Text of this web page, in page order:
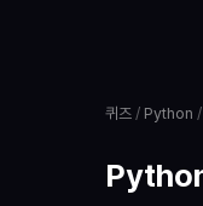
퀴즈 / Python /